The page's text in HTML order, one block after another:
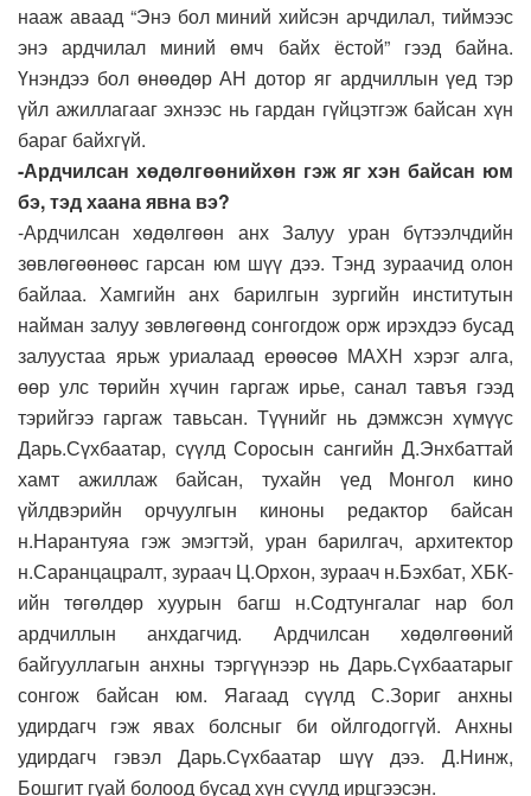
нааж аваад “Энэ бол миний хийсэн арчдилал, тиймээс
энэ ардчилал миний өмч байх ёстой” гээд байна.
Үнэндээ бол өнөөдөр АН дотор яг ардчиллын үед тэр
үйл ажиллагааг эхнээс нь гардан гүйцэтгэж байсан хүн
бараг байхгүй.
-Ардчилсан хөдөлгөөнийхөн гэж яг хэн байсан юм
бэ, тэд хаана явна вэ?
-Ардчилсан хөдөлгөөн анх Залуу уран бүтээлчдийн
зөвлөгөөнөөс гарсан юм шүү дээ. Тэнд зураачид олон
байлаа. Хамгийн анх барилгын зургийн институтын
найман залуу зөвлөгөөнд сонгогдож орж ирэхдээ бусад
залуустаа ярьж уриалаад ерөөсөө МАХН хэрэг алга,
өөр улс төрийн хүчин гаргаж ирье, санал тавъя гээд
тэрийгээ гаргаж тавьсан. Түүнийг нь дэмжсэн хүмүүс
Дарь.Сүхбаатар, сүүлд Соросын сангийн Д.Энхбаттай
хамт ажиллаж байсан, тухайн үед Монгол кино
үйлдвэрийн орчуулгын киноны редактор байсан
н.Нарантуяа гэж эмэгтэй, уран барилгач, архитектор
н.Саранцацралт, зураач Ц.Орхон, зураач н.Бэхбат, ХБК-
ийн төгөлдөр хуурын багш н.Содтунгалаг нар бол
ардчиллын анхдагчид. Ардчилсан хөдөлгөөний
байгууллагын анхны тэргүүнээр нь Дарь.Сүхбаатарыг
сонгож байсан юм. Яагаад сүүлд С.Зориг анхны
удирдагч гэж явах болсныг би ойлгодоггүй. Анхны
удирдагч гэвэл Дарь.Сүхбаатар шүү дээ. Д.Нинж,
Бошгит гуай болоод бусад хүн сүүлд ирцгээсэн.